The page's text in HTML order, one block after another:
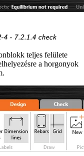
- 7.2.1.4 check
teljes felülete
a horgonyok